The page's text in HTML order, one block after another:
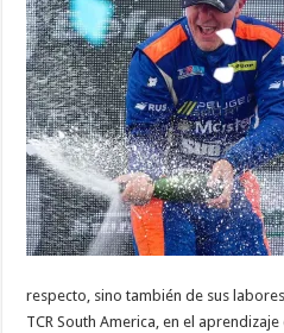
respecto, sino también de sus
TCR South America, en el